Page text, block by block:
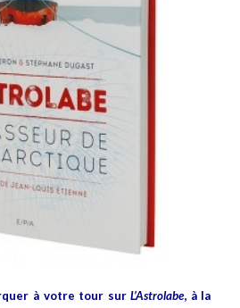
à votre tour surL’Astrolabe, à la